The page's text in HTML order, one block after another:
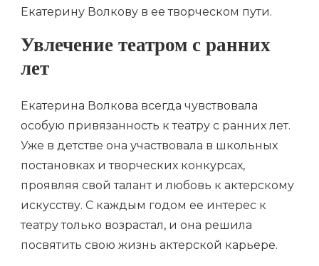
Екатерину Волкову в ее творческом пути.
Увлечение театром с ранних
лет
Екатерина Волкова всегда чувствовала
особую привязанность к театру с ранних лет.
Уже в детстве она участвовала в школьных
постановках и творческих конкурсах,
проявляя свой талант и любовь к актерскому
искусству. С каждым годом ее интерес к
театру только возрастал, и она решила
посвятить свою жизнь актерской карьере.